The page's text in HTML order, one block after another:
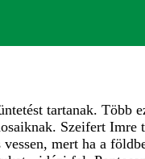
tartanak. Több
Szeifert Imre
mert ha a